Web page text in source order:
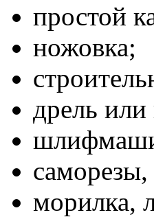
простой
ножовка;
дрель
морилка,